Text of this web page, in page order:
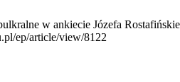
w ankiecie Józefa
ep/article/view/8122